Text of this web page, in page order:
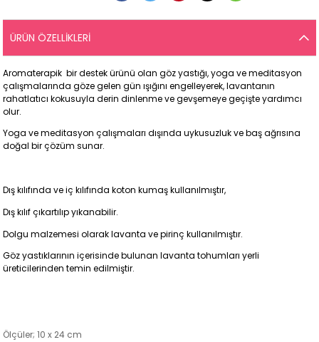
ÜRÜN ÖZELLIKLERI
Aromaterapik bir destek ürünü olan göz yastığı, yoga ve meditasyon
çalışmalarında göze gelen gün ışığını engelleyerek, lavantanın
rahatlatıcı kokusuyla derin dinlenme ve gevşemeye geçişte yardımcı
olur.
Yoga ve meditasyon çalışmaları dışında uykusuzluk ve baş ağrısına
doğal bir çözüm sunar.
Dış kılıfında ve iç kılıfında koton kumaş kullanılmıştır,
Dış kılıf çıkartılıp yıkanabilir.
Dolgu malzemesi olarak lavanta ve pirinç kullanılmıştır.
Göz yastıklarının içerisinde bulunan lavanta tohumları yerli
üreticilerinden temin edilmiştir.
Ölçüler; 10 x 24 cm